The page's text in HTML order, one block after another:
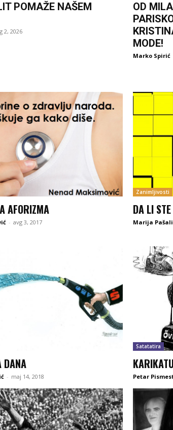
POMAŽE NAŠEM
2, 2026
OD
MODE!
Marko Spirić
AFORIZMA
- avg 3, 2017
Zanimljivosti
DA LI
Marija
DANA
- maj 14, 2018
Satatatira
Petar